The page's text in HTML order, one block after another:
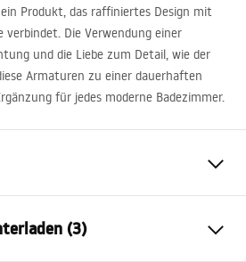
Produkt, das raffiniertes Design mit
verbindet. Die Verwendung einer
und die Liebe zum Detail, wie der
Armaturen zu einer dauerhaften
für jedes moderne Badezimmer.
Wandmontage
(3)